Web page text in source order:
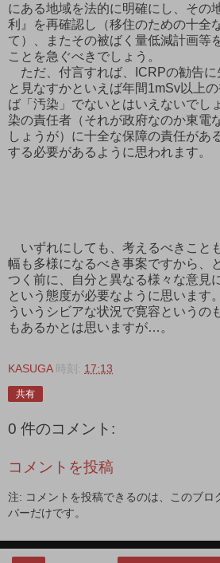
にある地域を法的に明確にし、その
利』を再確認し（移住のための十全
て）、またその被ばく量低減計画等
ことを急ぐべきでしょう。
ただ、付言すれば、ICRPの勧告に
と見なすかといえば年間1mSv以上
ば「汚染」でないとはいえないでし
染の責任者（それが政府なのか東電
しょうが）に十全な保障の責任があ
する必要があるように思われます。
いずれにしても、考えるべきこと
幅も多様になるべき事案ですから、
つく前に、自分と異なる様々な意見
という態度が必要なように思います
ういうシビアな状況で寛容というの
もあるかとは思いますが…。
KASUGA 時刻: 17:13
共有
0 件のコメント:
コメントを投稿
注: コメントを投稿できるのは、このブロ
バーだけです。